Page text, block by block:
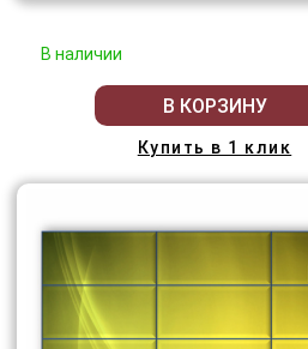
В наличии
В КОРЗИНУ
Купить в 1 клик